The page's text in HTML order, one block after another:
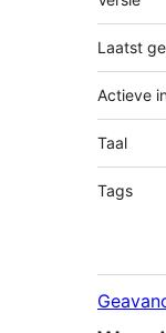
Laatst
Actieve
Taal
Tags